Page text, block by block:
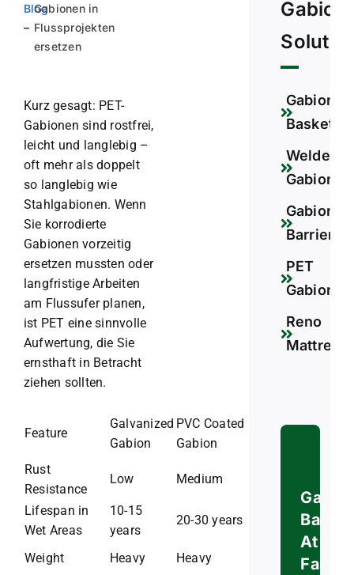
Blog
–
Gabionen in
Flussprojekten
ersetzen
Kurz gesagt: PET-
Gabionen sind rostfrei,
leicht und langlebig –
oft mehr als doppelt
so langlebig wie
Stahlgabionen. Wenn
Sie korrodierte
Gabionen vorzeitig
ersetzen mussten oder
langfristige Arbeiten
am Flussufer planen,
ist PET eine sinnvolle
Aufwertung, die Sie
ernsthaft in Betracht
ziehen sollten.
Feature
Galvanized
Gabion
PVC Coated
Gabion
Rust
Resistance
Low Medium
Lifespan in
Wet Areas
10-15
years
20-30 years 50+ years
Weight Heavy Heavy Lightweight
Gabion
Gabion
Basket
Welded
Gabion
Gabion
Barrier
PET
Gabion
Reno
Mattress
Basket
At